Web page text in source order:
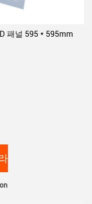
패널 595 * 595mm